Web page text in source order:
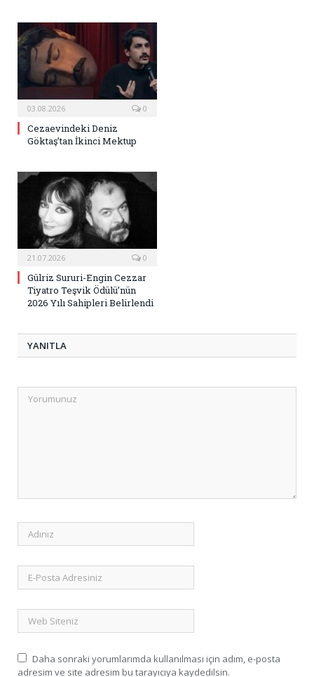
03.08.2026 0
Cezaevindeki Deniz
Göktaş’tan İkinci Mektup
21.07.2026 0
Gülriz Sururi-Engin Cezzar
Tiyatro Teşvik Ödülü’nün
2026 Yılı Sahipleri Belirlendi
YANITLA
Daha sonraki yorumlarımda kullanılması için adım, e-posta
adresim ve site adresim bu tarayıcıya kaydedilsin.